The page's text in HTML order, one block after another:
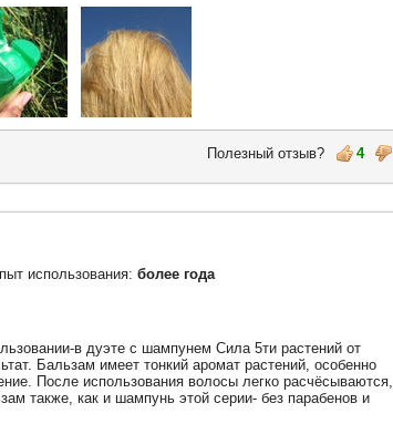
Полезный отзыв? 4
использования: более года
в дуэте с шампунем Сила 5ти растений от
Бальзам имеет тонкий аромат растений, особенно
После использования волосы легко расчёсываются,
также, как и шампунь этой серии- без парабенов и